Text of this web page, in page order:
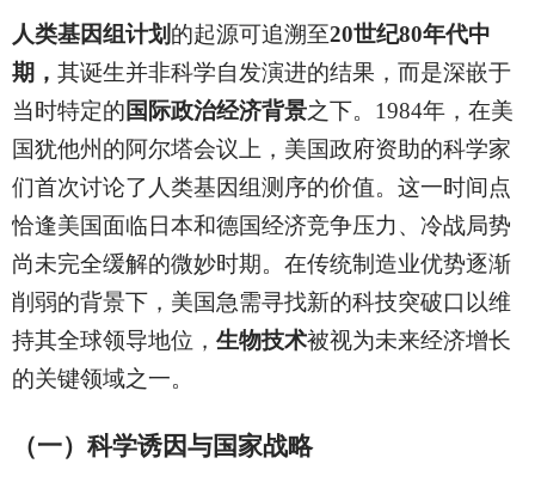
人类基因组计划 的起源可追溯至20世纪80年代中
期， 其诞生并非科学自发演进的结果，而是深嵌于
当时特定的国际政治经济背景之下。1984年，在美
国犹他州的阿尔塔会议上，美国政府资助的科学家
们首次讨论了人类基因组测序的价值。这一时间点
恰逢美国面临日本和德国经济竞争压力、冷战局势
尚未完全缓解的微妙时期。在传统制造业优势逐渐
削弱的背景下，美国急需寻找新的科技突破口以维
持其全球领导地位， 生物技术被视为未来经济增长
的关键领域之一。
（一）科学诱因与国家战略